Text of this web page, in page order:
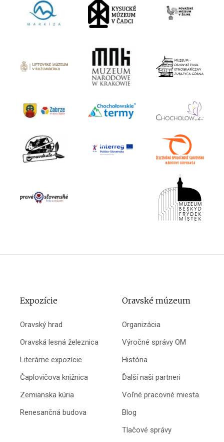
Expozície
Oravský hrad
Oravská lesná železnica
Literárne expozície
Čaplovičova knižnica
Zemianska kúria
Renesančná budova
Oravské múzeum
Organizácia
Výročné správy OM
História
Ďalší naši partneri
Voľné pracovné miesta
Blog
Tlačové správy